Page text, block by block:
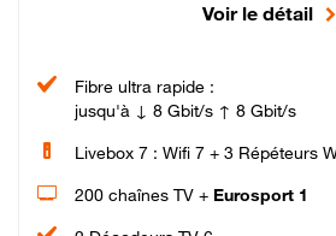
Voir le détail
Fibre ultra rapide :
jusqu'à ↓ 8 Gbit/s ↑ 8 Gbit/s
Livebox 7 : Wifi 7 + 3 Répéteurs
200 chaînes TV + Eurosport 1